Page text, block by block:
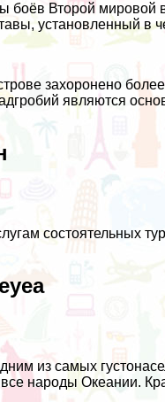
боёв Второй
установленный в
захоронено
являются
состоятельных
из самых
народы Океании.